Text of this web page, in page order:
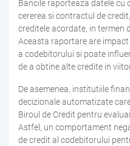
Bancile raporteaza datele cu
cererea si contractul de
creditele acordate, in termen
Aceasta raportare are
a codebitorului si poate
de a obtine alte credite in
De asemenea, institutiile
decizionale automatizate
Biroul de Credit pentru
Astfel, un comportament
de credit al codebitorului